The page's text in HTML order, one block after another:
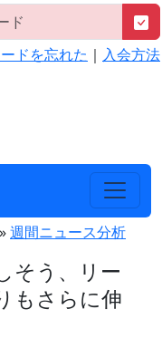
ドを忘れた ｜ 入会方法
»週間ニュース分析
そう、リー
もさらに伸